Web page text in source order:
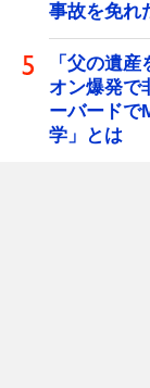
事故を免れ
「父の遺
オン爆発で
ーバード
学」とは